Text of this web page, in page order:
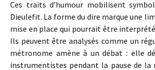
Ces traits d’humour mobilisent
Dieulefit. La forme du dire marque une
mise en place qui pourrait être
Ils peuvent être analysés comme un
métronome amène à un débat : elle
instrumentistes pendant la pause de